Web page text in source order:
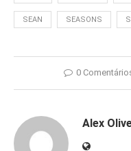
SEAN SEASONS
0
Alex